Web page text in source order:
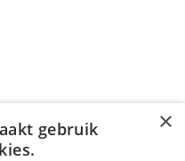
×
gebruik